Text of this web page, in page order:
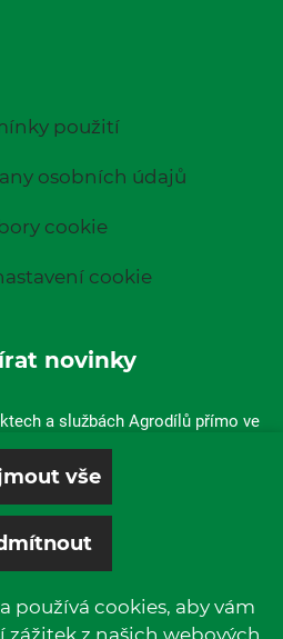
použití
osobních údajů
cookie
cookie
novinky
a službách Agrodílů přímo ve
poště.
používá cookies, aby vám
z našich webových